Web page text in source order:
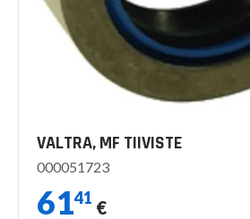
VALTRA, MF TIIVISTE
000051723
6141 €